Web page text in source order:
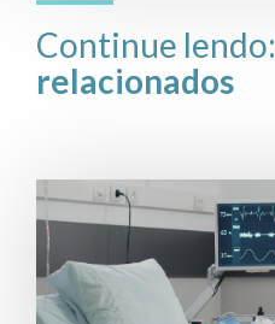
Continue lendo:
relacionados